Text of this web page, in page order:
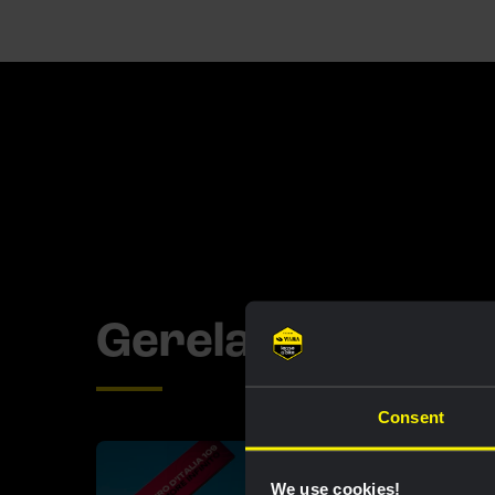
Consent
We use cookies!
Gerelateerde